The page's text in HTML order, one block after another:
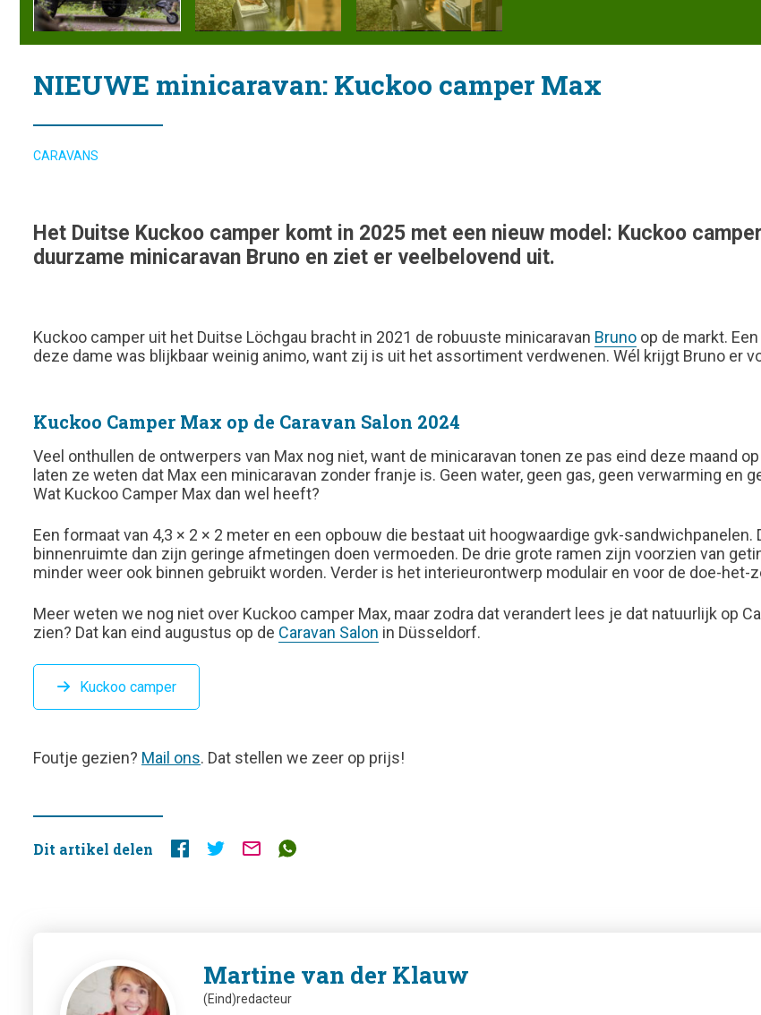
NIEUWE minicaravan: Kuckoo camper Max
CARAVANS
Het Duitse Kuckoo camper komt in 2025 met een nieuw model: Kuckoo
duurzame minicaravan Bruno en ziet er veelbelovend uit.
Kuckoo camper uit het Duitse Löchgau bracht in 2021 de robuuste minicaravan Bruno op de markt.
deze dame was blijkbaar weinig animo, want zij is uit het assortiment verdwenen. Wél krijgt Bruno er
Kuckoo Camper Max op de Caravan Salon 2024
Veel onthullen de ontwerpers van Max nog niet, want de minicaravan tonen ze pas eind deze maand
laten ze weten dat Max een minicaravan zonder franje is. Geen water, geen gas, geen verwarming en
Wat Kuckoo Camper Max dan wel heeft?
Een formaat van 4,3 × 2 × 2 meter en een opbouw die bestaat uit hoogwaardige gvk-
binnenruimte dan zijn geringe afmetingen doen vermoeden. De drie grote ramen zijn voorzien van
minder weer ook binnen gebruikt worden. Verder is het interieurontwerp modulair en voor de doe-
Meer weten we nog niet over Kuckoo camper Max, maar zodra dat verandert lees je dat natuurlijk op
zien? Dat kan eind augustus op de Caravan Salon in Düsseldorf.
Kuckoo camper
FOUTJE
Foutje gezien? Mail ons. Dat stellen we zeer op prijs!
Dit artikel delen
Martine van der Klauw
(Eind)redacteur